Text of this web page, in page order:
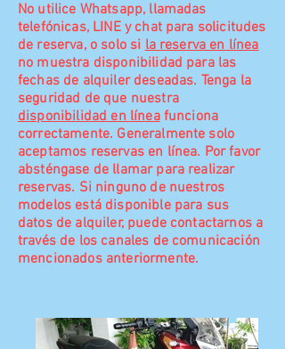
No utilice Whatsapp, llamadas
telefónicas, LINE y chat para solicitudes
de reserva, o solo sila reserva en línea
no muestra disponibilidad para las
fechas de alquiler deseadas. Tenga la
seguridad de que nuestra
disponibilidad en líneafunciona
correctamente. Generalmente solo
aceptamos reservas en línea. Por favor
absténgase de llamar para realizar
reservas. Si ninguno de nuestros
modelos está disponible para sus
datos de alquiler, puede contactarnos a
través de los canales de comunicación
mencionados anteriormente.